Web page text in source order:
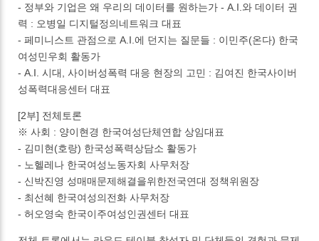
- 정부와 기업은 왜 우리의 데이터를 원하는가 - A.I.와 데이터 권
력 : 오병일 디지털정의네트워크 대표
- 페미니스트 관점으로 A.I.에 던지는 질문들 : 이민주(온다) 한국
여성민우회 활동가
- A.I. 시대, 사이버성폭력 대응 현장의 고민 : 김여진 한국사이버
성폭력대응센터 대표
[2부] 전체토론
※ 사회 : 양이현경 한국여성단체연합 상임대표
- 김미현(호랑) 한국성폭력상담소 활동가
- 노헬레나 한국여성노동자회 사무처장
- 신박진영 성매매문제해결을위한전국연대 정책위원장
- 최선혜 한국여성의전화 사무처장
- 허오영숙 한국이주여성인권센터 대표